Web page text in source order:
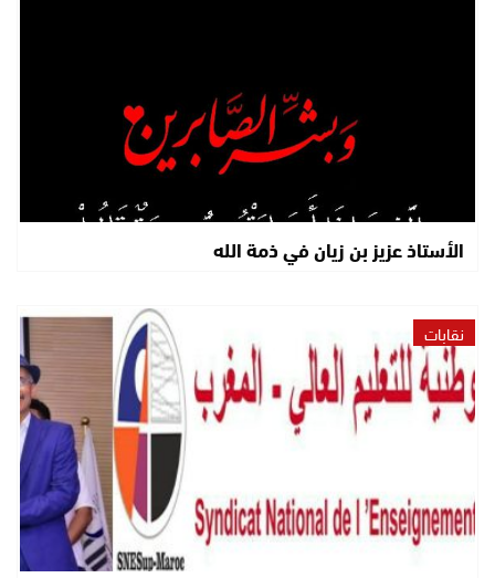
الأستاذ عزيز بن زيان في ذمة الله
نقابات